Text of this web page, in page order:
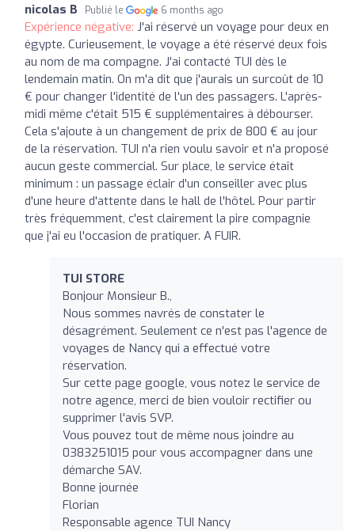
nicolas B Publié le 6 months ago
Expérience négative: J'ai réservé un voyage pour deux en
égypte. Curieusement, le voyage a été réservé deux fois
au nom de ma compagne. J'ai contacté TUI dès le
lendemain matin. On m'a dit que j'aurais un surcoût de 10
€ pour changer l'identité de l'un des passagers. L'après-
midi même c'était 515 € supplémentaires à débourser.
Cela s'ajoute à un changement de prix de 800 € au jour
de la réservation. TUI n'a rien voulu savoir et n'a proposé
aucun geste commercial. Sur place, le service était
minimum : un passage éclair d'un conseiller avec plus
d'une heure d'attente dans le hall de l'hôtel. Pour partir
très fréquemment, c'est clairement la pire compagnie
que j'ai eu l'occasion de pratiquer. A FUIR.
TUI STORE
Bonjour Monsieur B.,
Nous sommes navrés de constater le
désagrément. Seulement ce n'est pas l'agence de
voyages de Nancy qui a effectué votre
réservation.
Sur cette page google, vous notez le service de
notre agence, merci de bien vouloir rectifier ou
supprimer l'avis SVP.
Vous pouvez tout de même nous joindre au
0383251015 pour vous accompagner dans une
démarche SAV.
Bonne journée
Florian
Responsable agence TUI Nancy